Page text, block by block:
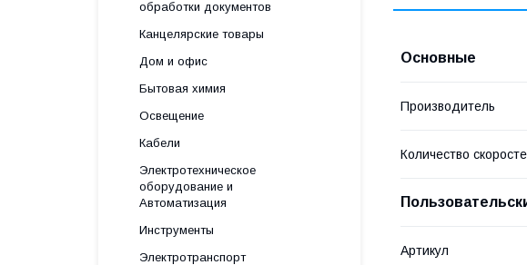
Основные
Производитель
Количество
Артикул
обработки документов
Канцелярские товары
Дом и офис
Бытовая химия
Освещение
Кабели
Электротехническое
оборудование и
Автоматизация
Инструменты
Электротранспорт